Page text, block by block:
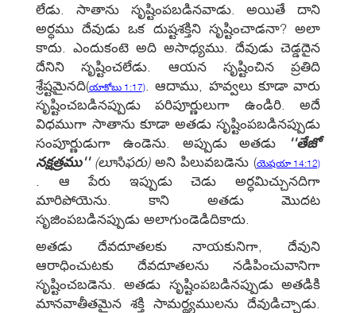
లేడు. సాతాను సృష్టింపబడినవాడు. అయితే దాని
అర్ధము దేవుడు ఒక దుష్టశక్తిని సృష్టించాడనా? అలా
కాదు. ఎందుకంటె అది అసాధ్యము. దేవుడు చెడ్డదైన
దేనిని సృష్టించలేడు. ఆయన సృష్టించిన ప్రతిది
శ్రేష్టమైనది(యాకోబు 1:17)
. ఆదాము, హవ్వలు కూడా వారు
సృష్టించబడినప్పుడు పరిపూర్ణులుగా ఉండిరి. అదే
విధముగా సాతాను కూడా అతడు సృష్టింపబడినప్పుడు
సంపూర్ణుడుగా ఉండెను. అప్పుడు అతడు
''తేజో
నక్షత్రము'' (లూసిఫరు)అని పిలువబడెను (యెషయా 14:12)
. ఆ పేరు ఇప్పుడు చెడు అర్ధమిచ్చునదిగా
మారిపోయెను. కాని అతడు మొదట
సృజింపబడినప్పుడు అలాగుండెడిదికాదు.
అతడు దేవదూతలకు నాయకునిగా, దేవుని
ఆరాధించుటకు దేవదూతలను నడిపించువానిగా
సృష్టించబడెను. అతడు సృష్టింపబడినప్పుడు అతడికి
మానవాతీతమైన శక్తి సామర్థ్యములను దేవుడిచ్చాడు.